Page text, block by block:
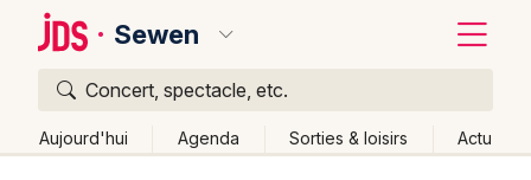
Sewen
Concert, spectacle, etc.
Aujourd'hui Agenda Sorties & loisirs Actu
Quoi ?